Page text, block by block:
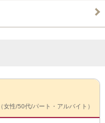
（女性/50代/パート・アルバイト）